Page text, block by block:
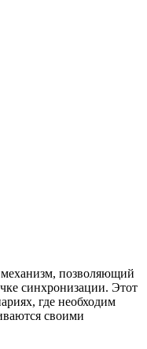
механизм, позволяющий
синхронизации. Этот
где необходим
своими